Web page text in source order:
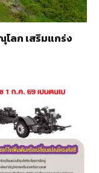
โลก เสริมแกร่ง